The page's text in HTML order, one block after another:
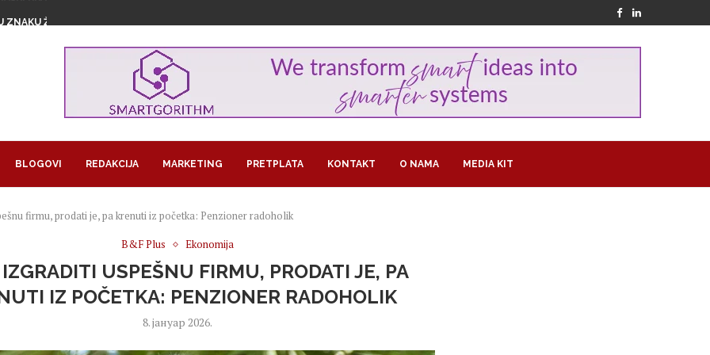
ZNAKU ŽENSKOG...
BLOGOVI REDAKCIJA MARKETING PRETPLATA KONTAKT O NAMA MEDIA KIT
firmu, prodati je, pa krenuti iz početka: Penzioner radoholik
B&F Plus
Ekonomija
USPEŠNU FIRMU, PRODATI JE, PA
IZ POČETKA: PENZIONER RADOHOLIK
8. јануар 2026.